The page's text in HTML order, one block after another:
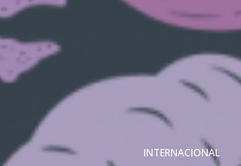
INTERNACIONAL